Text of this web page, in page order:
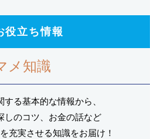
役立ち情報
メ知識
する基本的な情報から、
しのコツ、お金の話など
充実させる知識をお届け！